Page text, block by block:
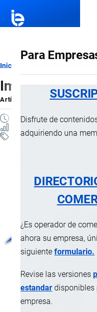
Para
Disfrute de
adquiriendo una
¿Es operador de
ahora su empresa,
siguienteformulario.
Revise las versiones
estandar disponibles
empresa.
Ruta
de
navegación
Inicio
Importar a
Artículo Jaime Mise, 10
2 MINUTOS
Tránsito Internacional